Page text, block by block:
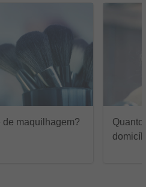
de maquilhagem?